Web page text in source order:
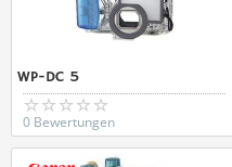
WP-DC 5
0 Bewertungen